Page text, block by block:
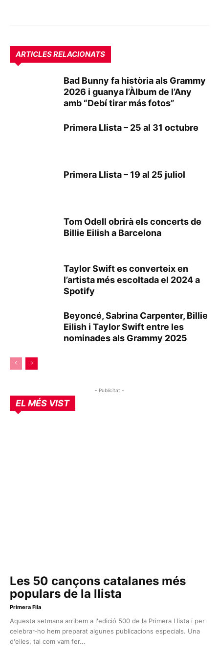
ARTICLES RELACIONATS
Bad Bunny fa història als Grammy
2026 i guanya l’Àlbum de l’Any
amb “Debí tirar más fotos”
Primera Llista – 25 al 31 octubre
Primera Llista – 19 al 25 juliol
Tom Odell obrirà els concerts de
Billie Eilish a Barcelona
Taylor Swift es converteix en
l’artista més escoltada el 2024 a
Spotify
Beyoncé, Sabrina Carpenter, Billie
Eilish i Taylor Swift entre les
nominades als Grammy 2025
- Publicitat -
EL MÉS VIST
Les 50 cançons catalanes més
populars de la llista
Primera Fila
Aquesta setmana arribem a l'edició 500 de la Primera Llista i per
celebrar-ho hem preparat algunes publicacions especials. Una
d'elles, tal com vam fer...